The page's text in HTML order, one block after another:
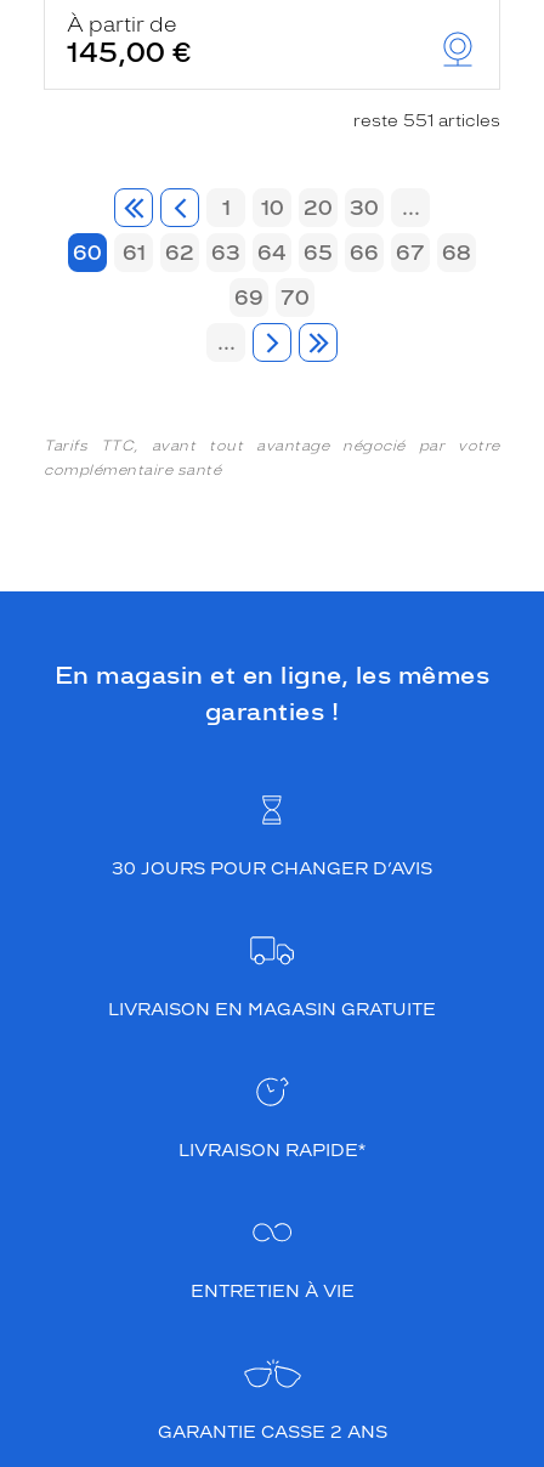
À partir de
145,00 €
reste 551 articles
1 10 20 30
...
60
61 62 63 64 65 66 67
68
69
70
...
Tarifs TTC, avant tout avantage négocié par votre
complémentaire santé
En magasin et en ligne, les mêmes
garanties !
30 JOURS POUR CHANGER D’AVIS
LIVRAISON EN MAGASIN GRATUITE
LIVRAISON RAPIDE*
ENTRETIEN À VIE
GARANTIE CASSE 2 ANS